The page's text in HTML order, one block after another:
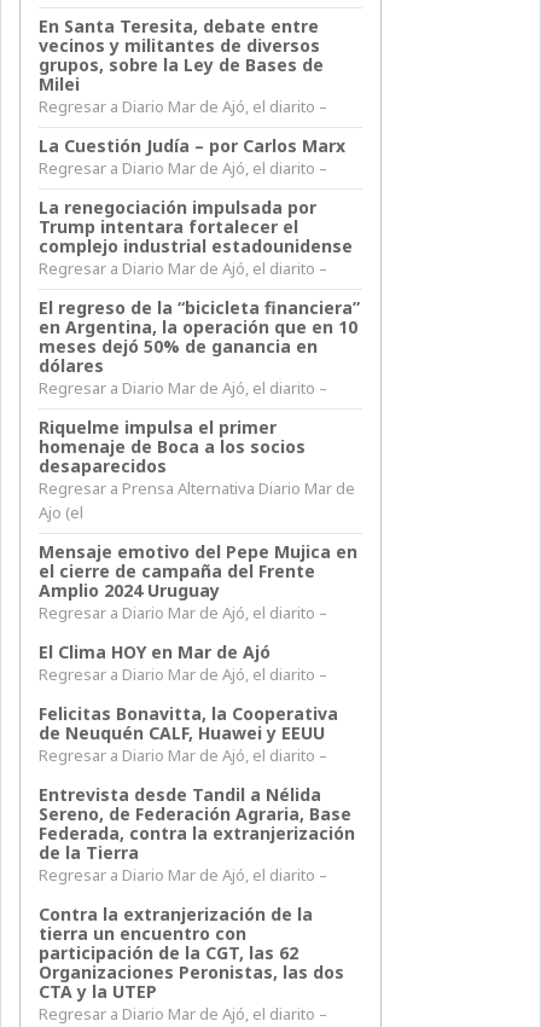
En Santa Teresita, debate entre
vecinos y militantes de diversos
grupos, sobre la Ley de Bases de
Milei
Regresar a Diario Mar de Ajó, el diarito –
La Cuestión Judía – por Carlos Marx
Regresar a Diario Mar de Ajó, el diarito –
La renegociación impulsada por
Trump intentara fortalecer el
complejo industrial estadounidense
Regresar a Diario Mar de Ajó, el diarito –
El regreso de la “bicicleta financiera”
en Argentina, la operación que en 10
meses dejó 50% de ganancia en
dólares
Regresar a Diario Mar de Ajó, el diarito –
Riquelme impulsa el primer
homenaje de Boca a los socios
desaparecidos
Regresar a Prensa Alternativa Diario Mar de
Ajo (el
Mensaje emotivo del Pepe Mujica en
el cierre de campaña del Frente
Amplio 2024 Uruguay
Regresar a Diario Mar de Ajó, el diarito –
El Clima HOY en Mar de Ajó
Regresar a Diario Mar de Ajó, el diarito –
Felicitas Bonavitta, la Cooperativa
de Neuquén CALF, Huawei y EEUU
Regresar a Diario Mar de Ajó, el diarito –
Entrevista desde Tandil a Nélida
Sereno, de Federación Agraria, Base
Federada, contra la extranjerización
de la Tierra
Regresar a Diario Mar de Ajó, el diarito –
Contra la extranjerización de la
tierra un encuentro con
participación de la CGT, las 62
Organizaciones Peronistas, las dos
CTA y la UTEP
Regresar a Diario Mar de Ajó, el diarito –